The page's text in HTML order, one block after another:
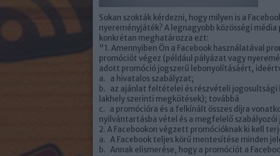
Sokan szokták kérdezni, hogy milyen is a
nyereményjáték? A legnagyobb közösségi
konkrétan meghatározza ezt:
"1. Amennyiben Ön a Facebook használatával
promóciót végez (például pályázat vagy
adott promóció jogszerű lebonyolításáért,
a. a hivatalos szabályzat;
b. az ajánlat feltételei és részvételi
lakhely szerinti megkötések); továbbá
c. a promócióra és a felkínált összes díjra
nyilvántartásba vétel és a megfelelő szabályozói
2. A Facebookon végzett promócióknak ki kell
a. A Facebook teljes körű mentesítése minden
b. Annak elismerése, hogy a promóciót a